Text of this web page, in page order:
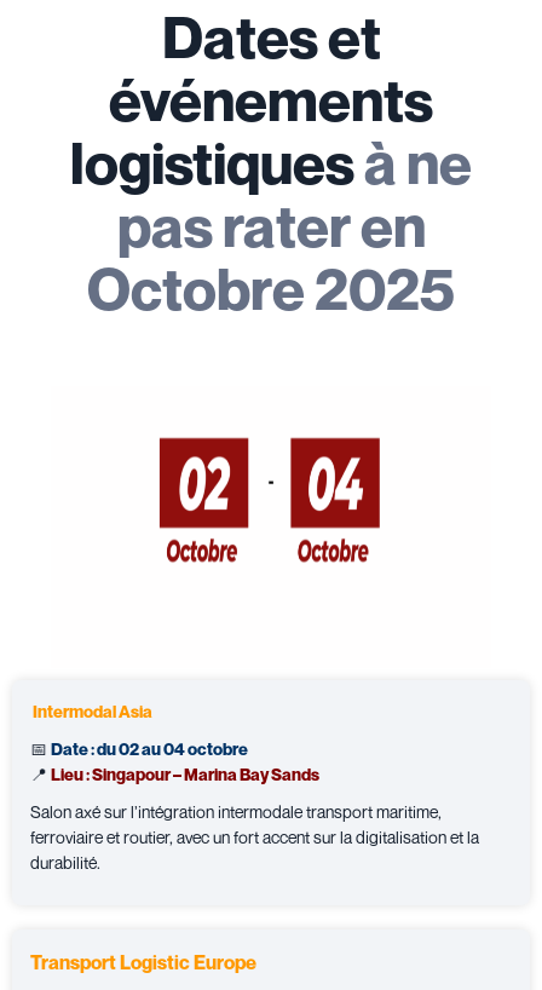
Dates et
événements
logistiquesà ne
pas rater en
Octobre 2025
Intermodal Asia
📅 Date : du 02 au 04 octobre
📍 Lieu : Singapour – Marina Bay Sands
Salon axé sur l’intégration intermodale transport maritime,
ferroviaire et routier, avec un fort accent sur la digitalisation et la
durabilité.
Transport Logistic Europe